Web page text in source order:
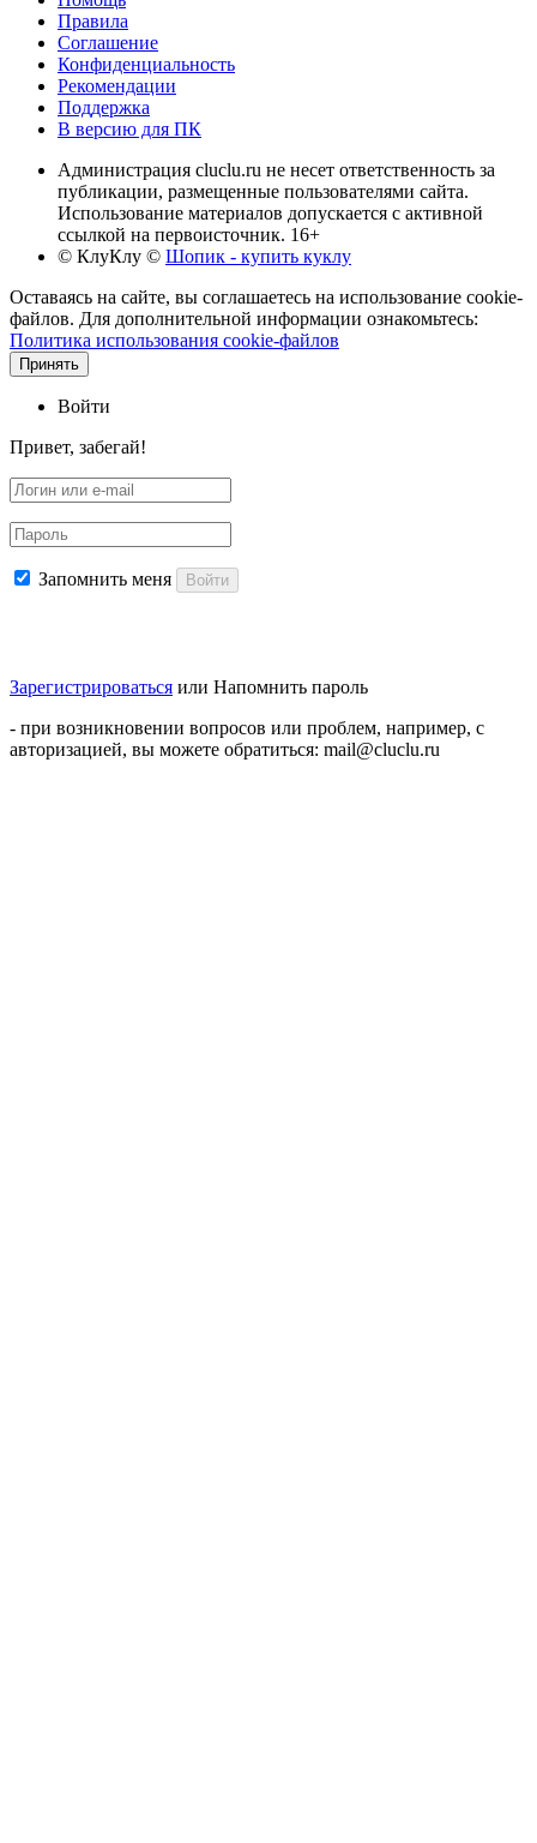
Правила
Соглашение
Конфиденциальность
Рекомендации
Поддержка
В версию для ПК
Администрация cluclu.ru не несет ответственность за
публикации, размещенные пользователями сайта.
Использование материалов допускается с активной
ссылкой на первоисточник. 16+
© КлуКлу © Шопик - купить куклу
Оставаясь на сайте, вы соглашаетесь на использование cookie-
файлов. Для дополнительной информации ознакомьтесь:
Политика использования cookie-файлов
Принять
Войти
Привет, забегай!
Запомнить меня Войти
Зарегистрироваться или Напомнить пароль
- при возникновении вопросов или проблем, например, с
авторизацией, вы можете обратиться: mail@cluclu.ru